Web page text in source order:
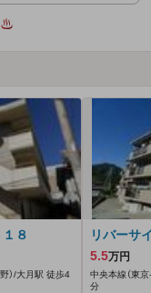
８
）/大月駅 徒歩4
リバーサ
5.5万円
中央本線（東
分